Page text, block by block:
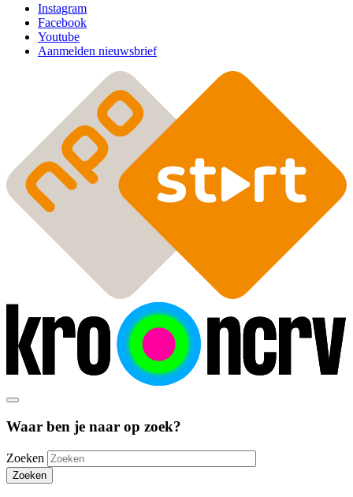
Instagram
Facebook
Youtube
Aanmelden nieuwsbrief
Waar ben je naar op zoek?
Zoeken
Zoeken